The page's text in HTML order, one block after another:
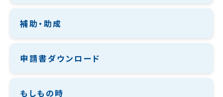
補助・助成
申請書ダウンロード
もしもの時